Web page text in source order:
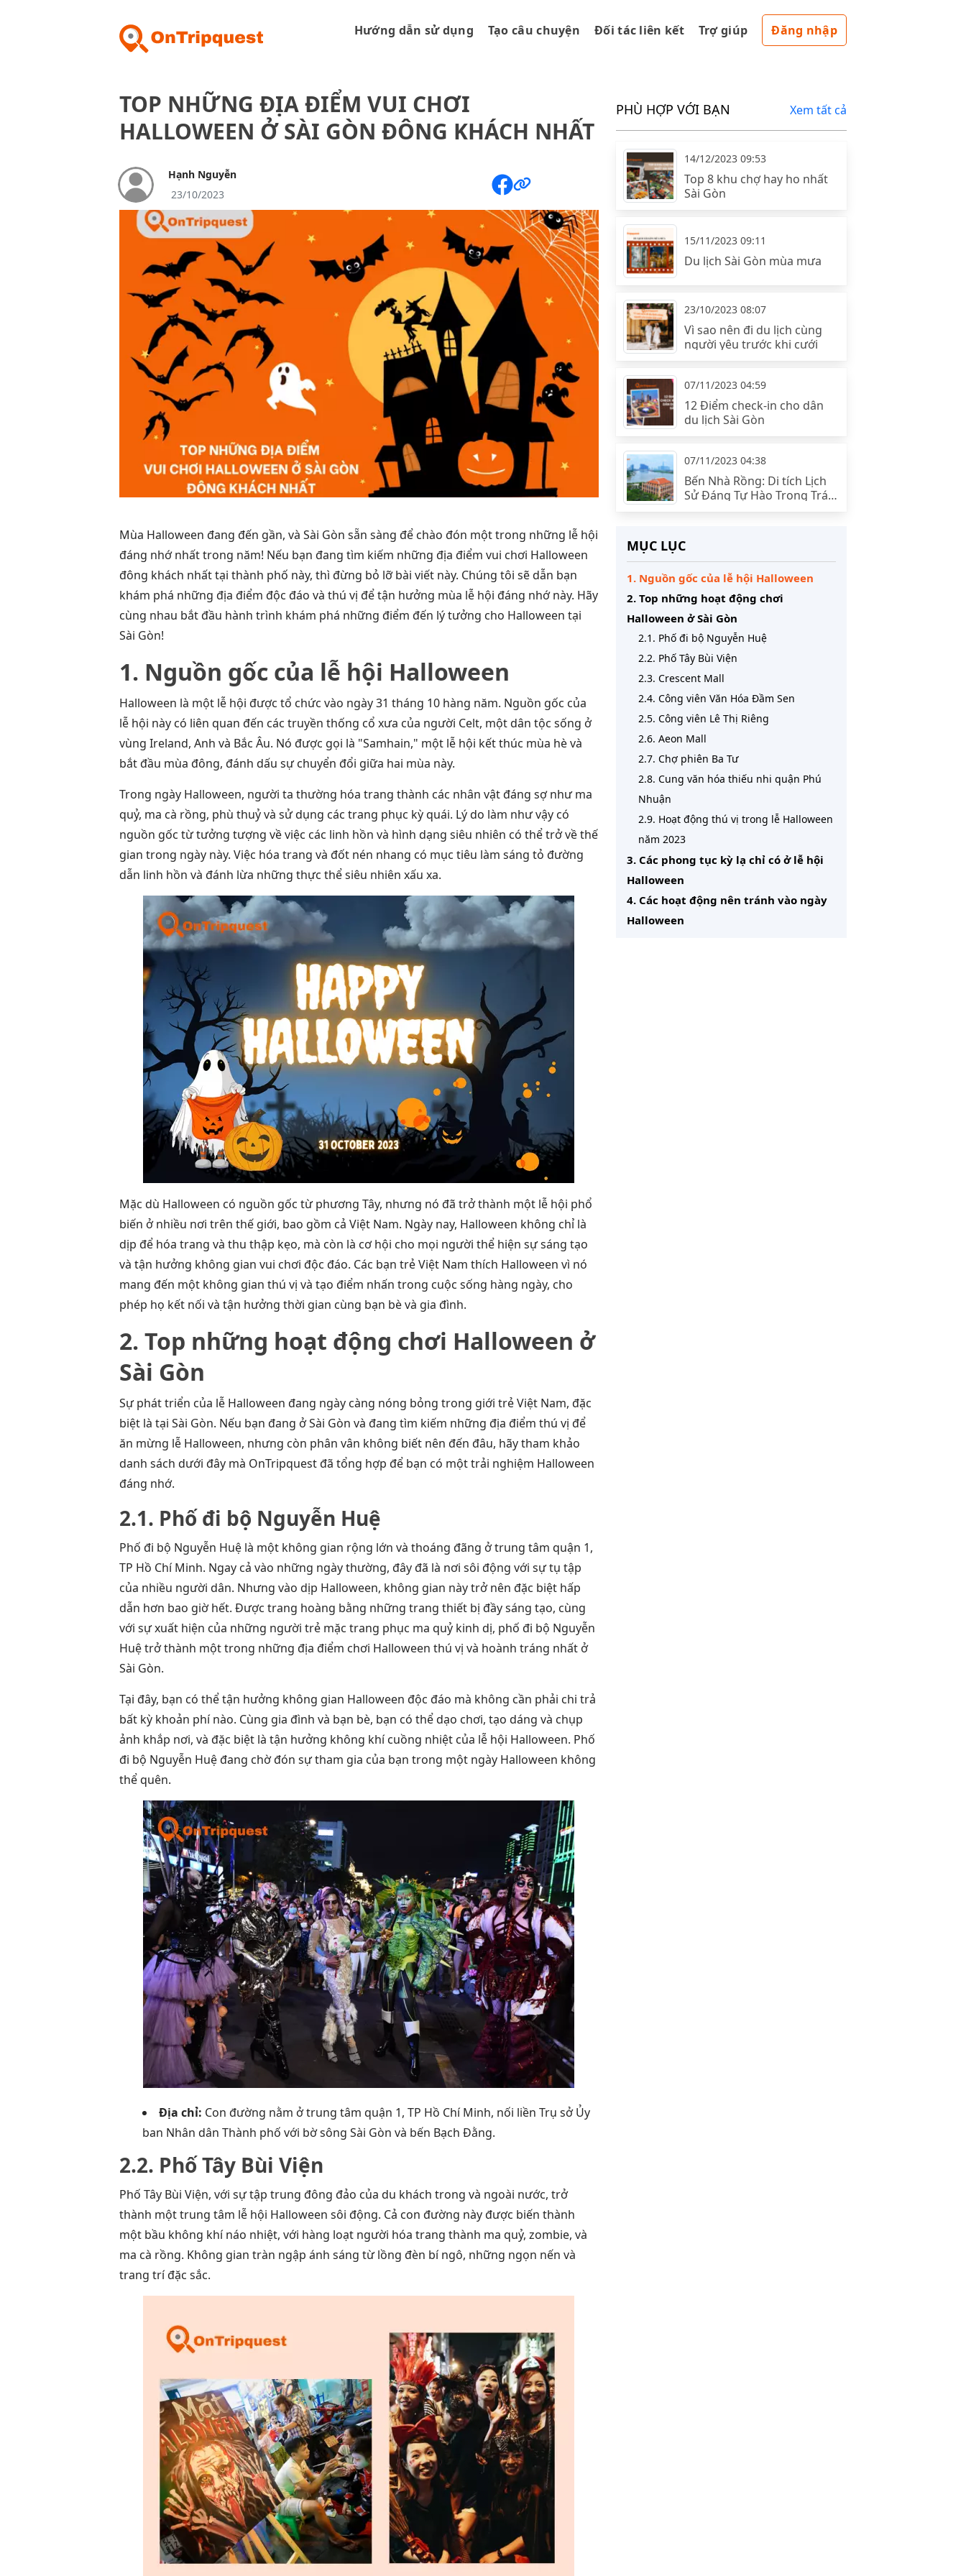
Hướng dẫn sử dụng Tạo câu chuyện Đối tác liên kết Trợ giúp Đăng nhập
TOP NHỮNG ĐỊA ĐIỂM VUI CHƠI
HALLOWEEN Ở SÀI GÒN ĐÔNG KHÁCH NHẤT
Hạnh Nguyễn
23/10/2023
Mùa Halloween đang đến gần, và Sài Gòn sẵn sàng để chào đón một trong những lễ hội
đáng nhớ nhất trong năm! Nếu bạn đang tìm kiếm những địa điểm vui chơi Halloween
đông khách nhất tại thành phố này, thì đừng bỏ lỡ bài viết này. Chúng tôi sẽ dẫn bạn
khám phá những địa điểm độc đáo và thú vị để tận hưởng mùa lễ hội đáng nhớ này. Hãy
cùng nhau bắt đầu hành trình khám phá những điểm đến lý tưởng cho Halloween tại
Sài Gòn!
1. Nguồn gốc của lễ hội Halloween
Halloween là một lễ hội được tổ chức vào ngày 31 tháng 10 hàng năm. Nguồn gốc của
lễ hội này có liên quan đến các truyền thống cổ xưa của người Celt, một dân tộc sống ở
vùng Ireland, Anh và Bắc Âu. Nó được gọi là "Samhain," một lễ hội kết thúc mùa hè và
bắt đầu mùa đông, đánh dấu sự chuyển đổi giữa hai mùa này.
Trong ngày Halloween, người ta thường hóa trang thành các nhân vật đáng sợ như ma
quỷ, ma cà rồng, phù thuỷ và sử dụng các trang phục kỳ quái. Lý do làm như vậy có
nguồn gốc từ tưởng tượng về việc các linh hồn và hình dạng siêu nhiên có thể trở về thế
gian trong ngày này. Việc hóa trang và đốt nén nhang có mục tiêu làm sáng tỏ đường
dẫn linh hồn và đánh lừa những thực thể siêu nhiên xấu xa.
Mặc dù Halloween có nguồn gốc từ phương Tây, nhưng nó đã trở thành một lễ hội phổ
biến ở nhiều nơi trên thế giới, bao gồm cả Việt Nam. Ngày nay, Halloween không chỉ là
dịp để hóa trang và thu thập kẹo, mà còn là cơ hội cho mọi người thể hiện sự sáng tạo
và tận hưởng không gian vui chơi độc đáo. Các bạn trẻ Việt Nam thích Halloween vì nó
mang đến một không gian thú vị và tạo điểm nhấn trong cuộc sống hàng ngày, cho
phép họ kết nối và tận hưởng thời gian cùng bạn bè và gia đình.
2. Top những hoạt động chơi Halloween ở
Sài Gòn
Sự phát triển của lễ Halloween đang ngày càng nóng bỏng trong giới trẻ Việt Nam, đặc
biệt là tại Sài Gòn. Nếu bạn đang ở Sài Gòn và đang tìm kiếm những địa điểm thú vị để
ăn mừng lễ Halloween, nhưng còn phân vân không biết nên đến đâu, hãy tham khảo
danh sách dưới đây mà OnTripquest đã tổng hợp để bạn có một trải nghiệm Halloween
đáng nhớ.
2.1. Phố đi bộ Nguyễn Huệ
Phố đi bộ Nguyễn Huệ là một không gian rộng lớn và thoáng đãng ở trung tâm quận 1,
TP Hồ Chí Minh. Ngay cả vào những ngày thường, đây đã là nơi sôi động với sự tụ tập
của nhiều người dân. Nhưng vào dịp Halloween, không gian này trở nên đặc biệt hấp
dẫn hơn bao giờ hết. Được trang hoàng bằng những trang thiết bị đầy sáng tạo, cùng
với sự xuất hiện của những người trẻ mặc trang phục ma quỷ kinh dị, phố đi bộ Nguyễn
Huệ trở thành một trong những địa điểm chơi Halloween thú vị và hoành tráng nhất ở
Sài Gòn.
Tại đây, bạn có thể tận hưởng không gian Halloween độc đáo mà không cần phải chi trả
bất kỳ khoản phí nào. Cùng gia đình và bạn bè, bạn có thể dạo chơi, tạo dáng và chụp
ảnh khắp nơi, và đặc biệt là tận hưởng không khí cuồng nhiệt của lễ hội Halloween. Phố
đi bộ Nguyễn Huệ đang chờ đón sự tham gia của bạn trong một ngày Halloween không
thể quên.
Địa chỉ: Con đường nằm ở trung tâm quận 1, TP Hồ Chí Minh, nối liền Trụ sở Ủy
ban Nhân dân Thành phố với bờ sông Sài Gòn và bến Bạch Đằng.
2.2. Phố Tây Bùi Viện
Phố Tây Bùi Viện, với sự tập trung đông đảo của du khách trong và ngoài nước, trở
thành một trung tâm lễ hội Halloween sôi động. Cả con đường này được biến thành
một bầu không khí náo nhiệt, với hàng loạt người hóa trang thành ma quỷ, zombie, và
ma cà rồng. Không gian tràn ngập ánh sáng từ lồng đèn bí ngô, những ngọn nến và
trang trí đặc sắc.
PHÙ HỢP VỚI BẠN Xem tất cả
14/12/2023 09:53
Top 8 khu chợ hay ho nhất
Sài Gòn
15/11/2023 09:11
Du lịch Sài Gòn mùa mưa
23/10/2023 08:07
Vì sao nên đi du lịch cùng
người yêu trước khi cưới
07/11/2023 04:59
12 Điểm check-in cho dân
du lịch Sài Gòn
07/11/2023 04:38
Bến Nhà Rồng: Di tích Lịch
Sử Đáng Tự Hào Trong Trái
Tim Sài Gòn
MỤC LỤC
1. Nguồn gốc của lễ hội Halloween
2. Top những hoạt động chơi
Halloween ở Sài Gòn
2.1. Phố đi bộ Nguyễn Huệ
2.2. Phố Tây Bùi Viện
2.3. Crescent Mall
2.4. Công viên Văn Hóa Đầm Sen
2.5. Công viên Lê Thị Riêng
2.6. Aeon Mall
2.7. Chợ phiên Ba Tư
2.8. Cung văn hóa thiếu nhi quận Phú
Nhuận
2.9. Hoạt động thú vị trong lễ Halloween
năm 2023
3. Các phong tục kỳ lạ chỉ có ở lễ hội
Halloween
4. Các hoạt động nên tránh vào ngày
Halloween